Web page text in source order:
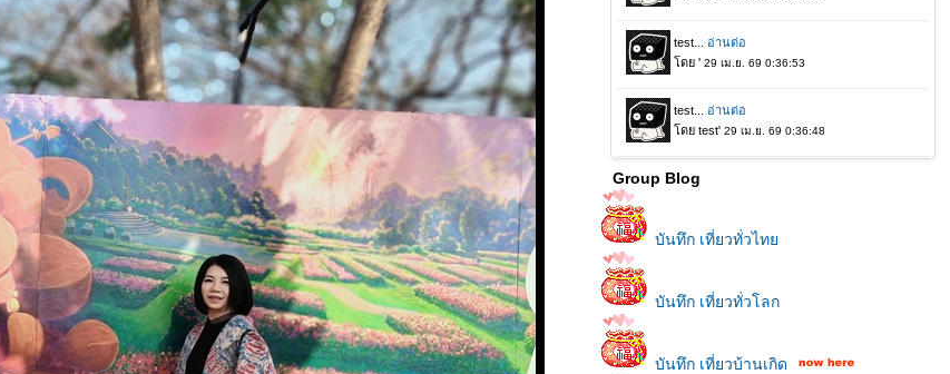
Group Blog
บันทึก เที่ยวทั่วไท
บันทึก เที่ยวทั่วโลก
บันทึก เที่ยวบ้านเกิด